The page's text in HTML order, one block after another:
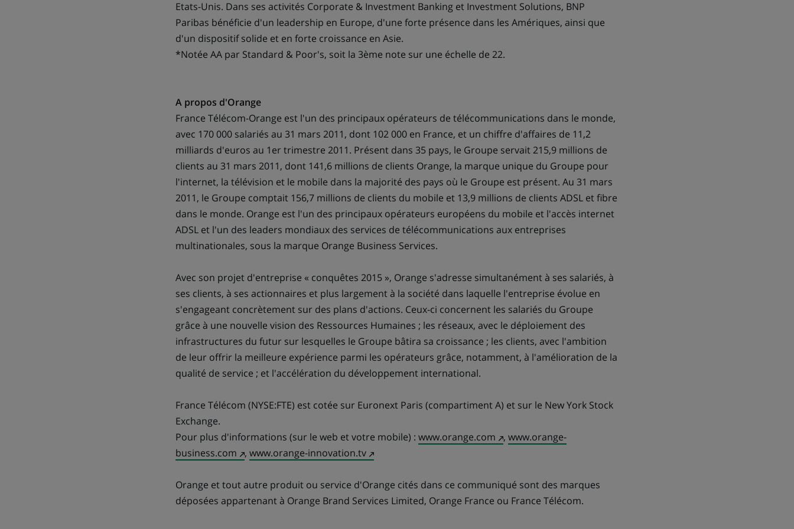
Etats-Unis. Dans ses activités Corporate & Investment Banking et Investment Solutions, BNP
Paribas bénéficie d'un leadership en Europe, d'une forte présence dans les Amériques, ainsi que
d'un dispositif solide et en forte croissance en Asie.
*Notée AA par Standard & Poor's, soit la 3ème note sur une échelle de 22.
A propos d'Orange
France Télécom-Orange est l'un des principaux opérateurs de télécommunications dans le monde,
avec 170 000 salariés au 31 mars 2011, dont 102 000 en France, et un chiffre d'affaires de 11,2
milliards d'euros au 1er trimestre 2011. Présent dans 35 pays, le Groupe servait 215,9 millions de
clients au 31 mars 2011, dont 141,6 millions de clients Orange, la marque unique du Groupe pour
l'internet, la télévision et le mobile dans la majorité des pays où le Groupe est présent. Au 31 mars
2011, le Groupe comptait 156,7 millions de clients du mobile et 13,9 millions de clients ADSL et fibre
dans le monde. Orange est l'un des principaux opérateurs européens du mobile et l'accès internet
ADSL et l'un des leaders mondiaux des services de télécommunications aux entreprises
multinationales, sous la marque Orange Business Services.
Avec son projet d'entreprise « conquêtes 2015 », Orange s'adresse simultanément à ses salariés, à
ses clients, à ses actionnaires et plus largement à la société dans laquelle l'entreprise évolue en
s'engageant concrètement sur des plans d'actions. Ceux-ci concernent les salariés du Groupe
grâce à une nouvelle vision des Ressources Humaines ; les réseaux, avec le déploiement des
infrastructures du futur sur lesquelles le Groupe bâtira sa croissance ; les clients, avec l'ambition
de leur offrir la meilleure expérience parmi les opérateurs grâce, notamment, à l'amélioration de la
qualité de service ; et l'accélération du développement international.
France Télécom (NYSE:FTE) est cotée sur Euronext Paris (compartiment A) et sur le New York Stock
Exchange.
Pour plus d'informations (sur le web et votre mobile) : www.orange.com (Ce
dans
un
, www.orange-
business.com (Ce
s'ouvre
dans
, www.orange-innovation.tv(Ce
s'ouvre
dans
Orange et tout autre produit ou service d'Orange cités dans ce communiqué sont des marques
déposées appartenant à Orange Brand Services Limited, Orange France ou France Télécom.